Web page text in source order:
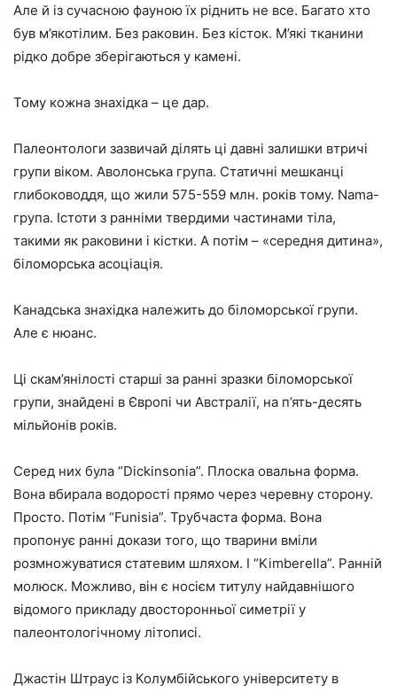
Але й із сучасною фауною їх ріднить не все. Багато хто
був м’якотілим. Без раковин. Без кісток. М’які тканини
рідко добре зберігаються у камені.
Тому кожна знахідка – це дар.
Палеонтологи зазвичай ділять ці давні залишки втричі
групи віком. Аволонська група. Статичні мешканці
глибоководдя, що жили 575-559 млн. років тому. Nama-
група. Істоти з ранніми твердими частинами тіла,
такими як раковини і кістки. А потім – «середня дитина»,
біломорська асоціація.
Канадська знахідка належить до біломорської групи.
Але є нюанс.
Ці скам’янілості старші за ранні зразки біломорської
групи, знайдені в Європі чи Австралії, на п’ять-десять
мільйонів років.
Серед них була “Dickinsonia”. Плоска овальна форма.
Вона вбирала водорості прямо через черевну сторону.
Просто. Потім “Funisia”. Трубчаста форма. Вона
пропонує ранні докази того, що тварини вміли
розмножуватися статевим шляхом. І “Kimberella”. Ранній
молюск. Можливо, він є носієм титулу найдавнішого
відомого прикладу двосторонньої симетрії у
палеонтологічному літописі.
Джастін Штраус із Колумбійського університету в